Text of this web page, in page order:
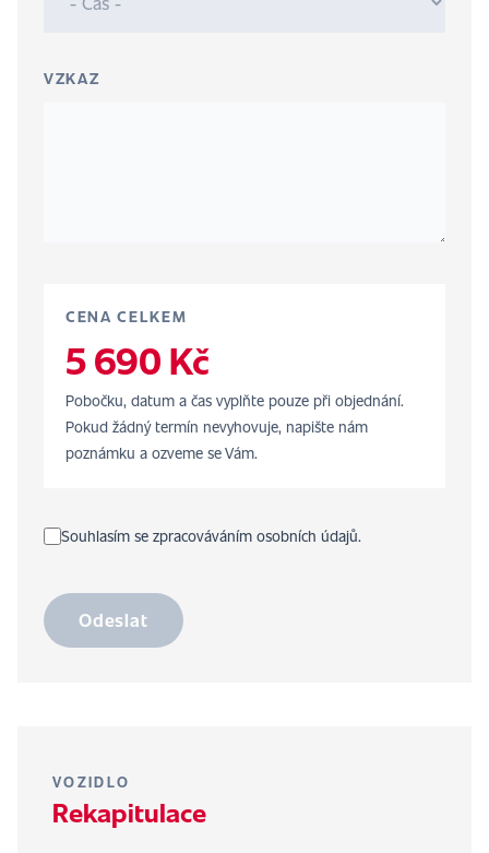
VZKAZ
CENA CELKEM
5 690 Kč
Pobočku, datum a čas vyplňte pouze při objednání.
Pokud žádný termín nevyhovuje, napište nám
poznámku a ozveme se Vám.
Souhlasím se zpracováváním osobních údajů.
Odeslat
VOZIDLO
Rekapitulace